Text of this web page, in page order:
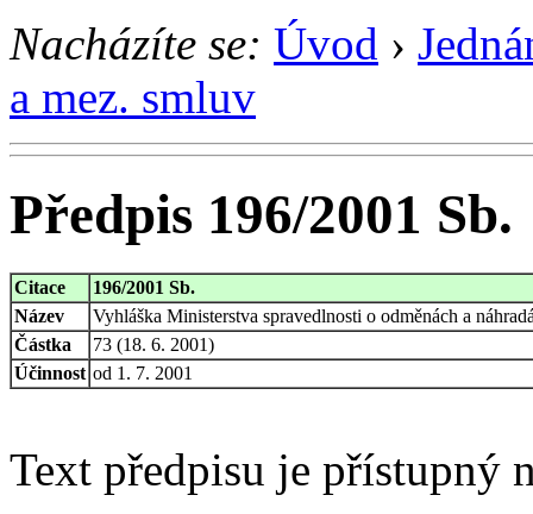
Nacházíte se: Úvod ›
a mez. smluv
Předpis 196/2001 Sb.
Citace
196/2001 Sb.
Název
Vyhláška Ministerstva spravedlnosti o odměnách a
Částka
73 (18. 6. 2001)
Účinnost od 1. 7. 2001
Text předpisu je přístupný